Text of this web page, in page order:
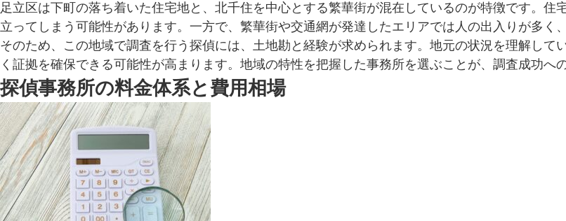
足立区は下町の落ち着いた住宅地と、北千住を中心とする繁華街が混在しているのが特徴です。
立ってしまう可能性があります。一方で、繁華街や交通網が発達したエリアでは人の出入りが多く
そのため、この地域で調査を行う探偵には、土地勘と経験が求められます。地元の状況を理解し
く証拠を確保できる可能性が高まります。地域の特性を把握した事務所を選ぶことが、調査成功へ
探偵事務所の料金体系と費用相場